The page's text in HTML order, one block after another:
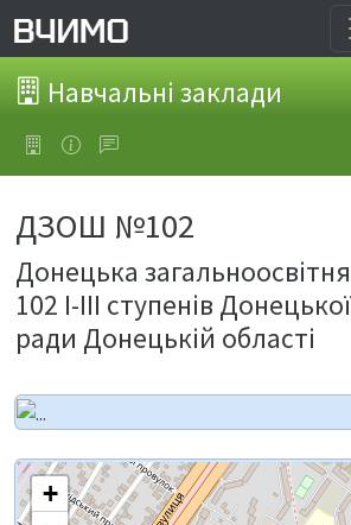
Навчальні заклади
ДЗОШ №102
Донецька
102 І-ІІІ ступенів
ради Донецькій області
+